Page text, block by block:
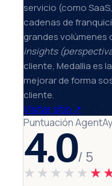
servicio (como SaaS,
cadenas de
grandes volúmenes
insights
cliente, Medallia es
mejorar de forma
cliente.
Visitar sitio ↗
Puntuación
4.0/ 5
★★★★★